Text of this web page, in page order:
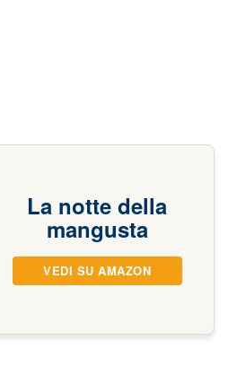
La notte della
mangusta
VEDI SU AMAZON